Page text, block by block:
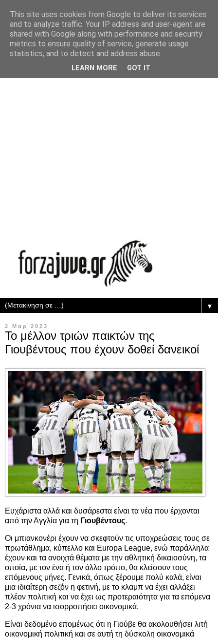
▼
2 Μαρ 2023
Το μέλλον τριών παικτών της
Γιουβέντους που έχουν δοθεί δανεικοί
Ευχάριστα αλλά και δυσάρεστα είναι τα νέα που έρχονται
από την Αγγλία για τη Γιουβέντους.
Οι μπιανκονέρι έχουν να σκεφτούν τις υποχρεώσεις τους σε
πρωτάθλημα, κύπελλο και Europa League, ενώ παράλληλα
έχουν και τα ανοιχτά θέματα με την αθλητική δικαιοσύνη, τα
οποία, με τον ένα ή τον άλλο τρόπο, θα κλείσουν τους
επόμενους μήνες. Γενικά, όπως ξέρουμε πολύ καλά, είναι
μια ιδιαίτερη σεζόν η φετινή, με το κλαμπ να έχει αλλάξει
πλέον πολιτική και να έχει ως προτεραιότητα για τα επόμενα
2-3 χρόνια να ισορροπήσει οικονομικά.
Είναι δεδομένο επομένως ότι η Γιούβε θα ακολουθήσει λιτή
οικονομική πολιτική και σε αυτή τη δύσκολη οικονομικά
This site uses cookies from Google to deliver its services
and to analyze traffic. Your IP address and user-agent are
shared with Google along with performance and security
metrics to ensure quality of service, generate usage
statistics, and to detect and address abuse.
LEARN MORE GOT IT